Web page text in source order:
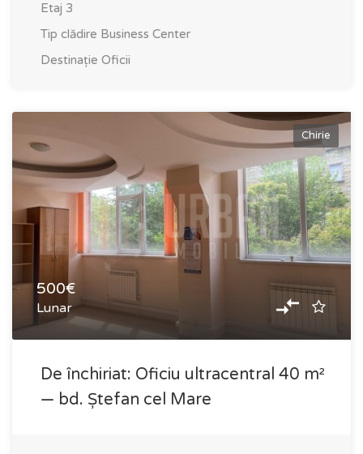
Etaj 3
Tip clădire Business Center
Destinație Oficii
Chirie
500€
Lunar
De închiriat: Oficiu ultracentral 40 m²
— bd. Ștefan cel Mare